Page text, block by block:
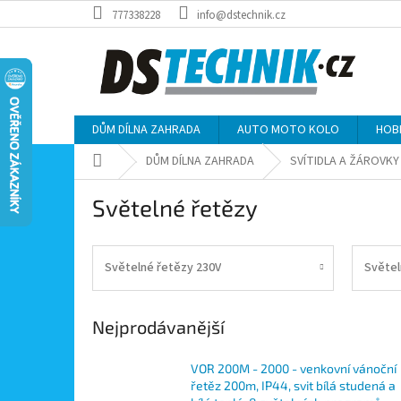
na
777338228 info@dstechnik.cz
DŮM DÍLNA ZAHRADA AUTO MOTO KOLO
Domů DŮM DÍLNA ZAHRADA SVÍTIDLA A ŽÁROVKY
Světelné řetězy
Světelné řetězy 230V
Nejprodávanější
VOR 200M - 2000 - venkovní vánoční
řetěz 200m, IP44, svit bílá studená a